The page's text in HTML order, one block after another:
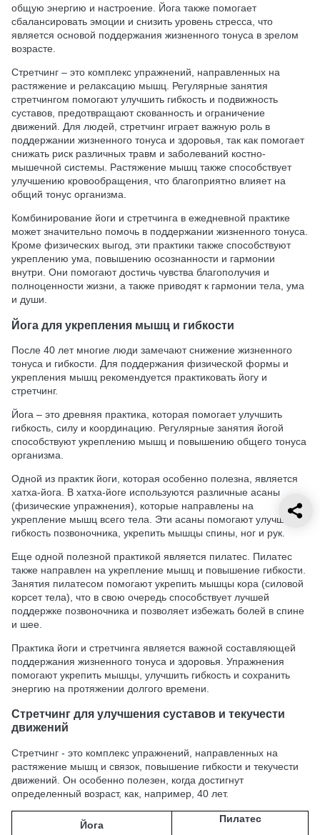
общую энергию и настроение. Йога также помогает
сбалансировать эмоции и снизить уровень стресса, что
является основой поддержания жизненного тонуса в зрелом
возрасте.
Стретчинг – это комплекс упражнений, направленных на
растяжение и релаксацию мышц. Регулярные занятия
стретчингом помогают улучшить гибкость и подвижность
суставов, предотвращают скованность и ограничение
движений. Для людей, стретчинг играет важную роль в
поддержании жизненного тонуса и здоровья, так как помогает
снижать риск различных травм и заболеваний костно-
мышечной системы. Растяжение мышц также способствует
улучшению кровообращения, что благоприятно влияет на
общий тонус организма.
Комбинирование йоги и стретчинга в ежедневной практике
может значительно помочь в поддержании жизненного тонуса.
Кроме физических выгод, эти практики также способствуют
укреплению ума, повышению осознанности и гармонии
внутри. Они помогают достичь чувства благополучия и
полноценности жизни, а также приводят к гармонии тела, ума
и души.
Йога для укрепления мышц и гибкости
После 40 лет многие люди замечают снижение жизненного
тонуса и гибкости. Для поддержания физической формы и
укрепления мышц рекомендуется практиковать йогу и
стретчинг.
Йога – это древняя практика, которая помогает улучшить
гибкость, силу и координацию. Регулярные занятия йогой
способствуют укреплению мышц и повышению общего тонуса
организма.
Одной из практик йоги, которая особенно полезна, является
хатха-йога. В хатха-йоге используются различные асаны
(физические упражнения), которые направлены на
укрепление мышц всего тела. Эти асаны помогают улучшить
гибкость позвоночника, укрепить мышцы спины, ног и рук.
Еще одной полезной практикой является пилатес. Пилатес
также направлен на укрепление мышц и повышение гибкости.
Занятия пилатесом помогают укрепить мышцы кора (силовой
корсет тела), что в свою очередь способствует лучшей
поддержке позвоночника и позволяет избежать болей в спине
и шее.
Практика йоги и стретчинга является важной составляющей
поддержания жизненного тонуса и здоровья. Упражнения
помогают укрепить мышцы, улучшить гибкость и сохранить
энергию на протяжении долгого времени.
Стретчинг для улучшения суставов и текучести
движений
Стретчинг - это комплекс упражнений, направленных на
растяжение мышц и связок, повышение гибкости и текучести
движений. Он особенно полезен, когда достигнут
определенный возраст, как, например, 40 лет.
Йога
Пилатес